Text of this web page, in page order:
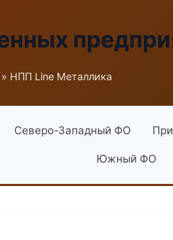
» НПП Line Металлика
Северо-Западный ФО
Южный ФО